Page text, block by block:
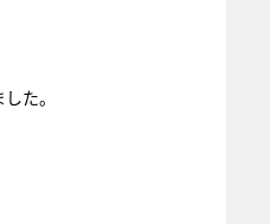
た。